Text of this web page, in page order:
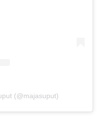
(@majasuput)